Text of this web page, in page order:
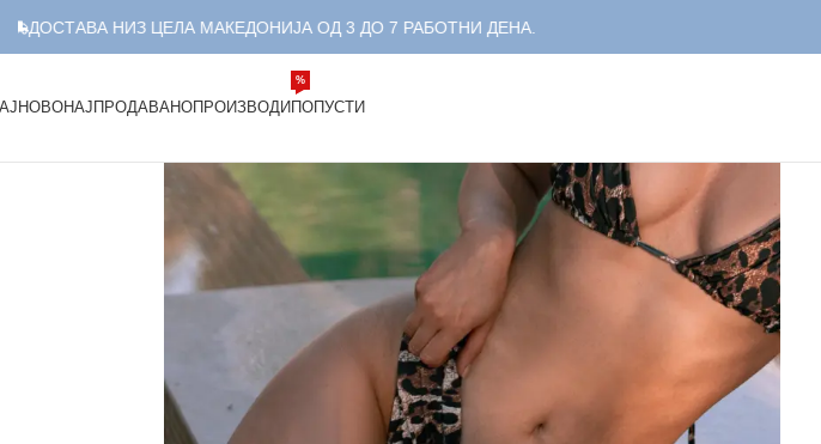
НИЗ ЦЕЛА МАКЕДОНИЈА ОД 3 ДО 7 РАБОТНИ ДЕНА.
НАЈПРОДАВАНОПРОИЗВОДИ ПОПУСТИ
%